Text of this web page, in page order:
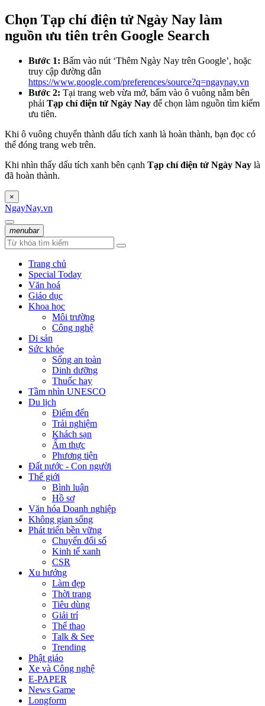
Chọn Tạp chí điện tử Ngày Nay làm
nguồn ưu tiên trên Google Search
Bước 1: Bấm vào nút ‘Thêm Ngày Nay trên Google’, hoặc
truy cập đường dẫn
https://www.google.com/preferences/source?q=ngaynay.vn
Bước 2: Tại trang web vừa mở, bấm vào ô vuông nằm bên
phải Tạp chí điện tử Ngày Nay để chọn làm nguồn tìm kiếm
ưu tiên.
Khi ô vuông chuyển thành dấu tích xanh là hoàn thành, bạn đọc có
thể đóng trang web trên.
Khi nhìn thấy dấu tích xanh bên cạnh Tạp chí điện tử Ngày Nay là
đã hoàn thành.
×
NgayNay.vn
menubar
Trang chủ
Special Today
Văn hoá
Giáo dục
Khoa học
Môi trường
Công nghệ
Di sản
Sức khỏe
Sống an toàn
Dinh dưỡng
Thuốc hay
Tầm nhìn UNESCO
Du lịch
Điểm đến
Trải nghiệm
Khách sạn
Ẩm thực
Phương tiện
Đất nước - Con người
Thế giới
Bình luận
Hồ sơ
Văn hóa Doanh nghiệp
Không gian sống
Phát triển bền vững
Chuyển đổi số
Kinh tế xanh
CSR
Xu hướng
Làm đẹp
Thời trang
Tiêu dùng
Giải trí
Thể thao
Talk & See
Trending
Phật giáo
Xe và Công nghệ
E-PAPER
News Game
Longform